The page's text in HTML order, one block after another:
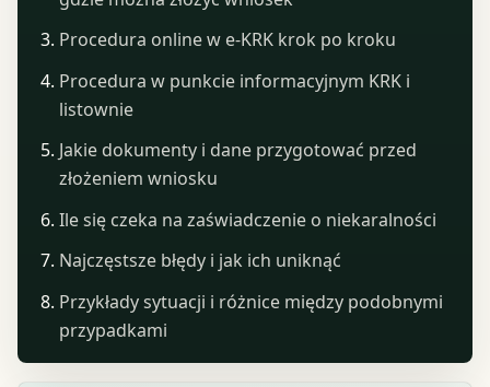
Procedura online w e-KRK krok po kroku
Procedura w punkcie informacyjnym KRK i
listownie
Jakie dokumenty i dane przygotować przed
złożeniem wniosku
Ile się czeka na zaświadczenie o niekaralności
Najczęstsze błędy i jak ich uniknąć
Przykłady sytuacji i różnice między podobnymi
przypadkami